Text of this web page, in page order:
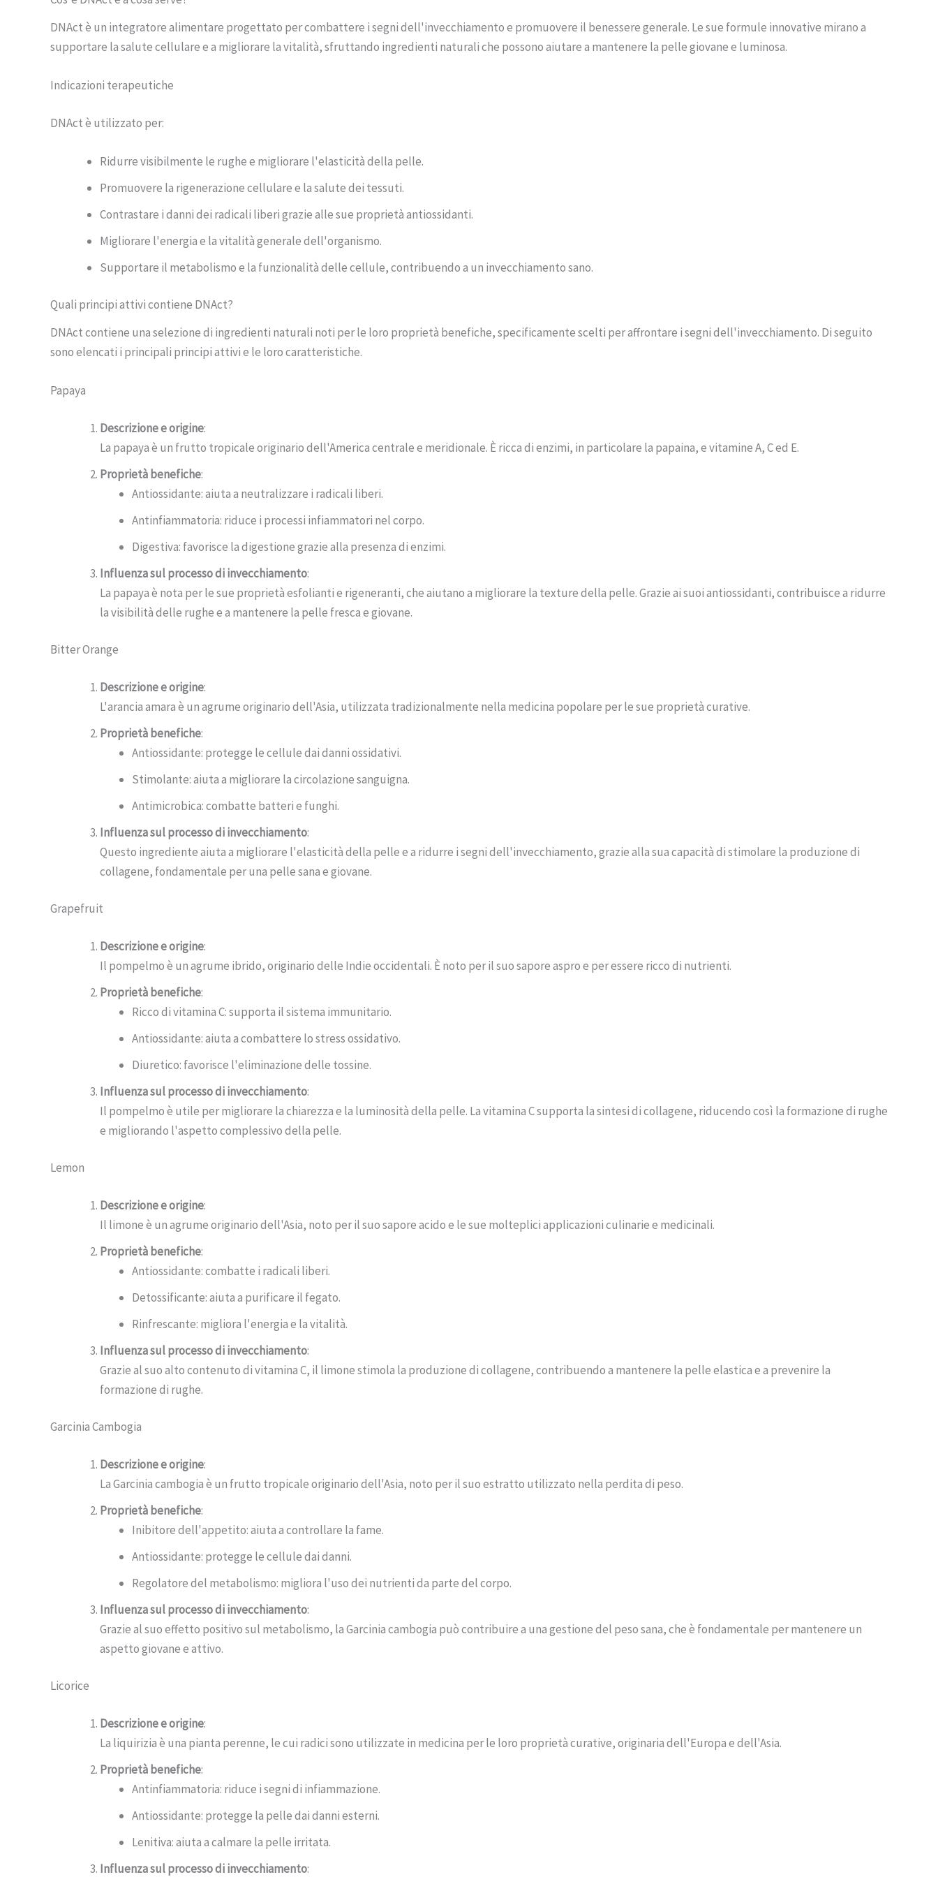
DNAct è un integratore alimentare progettato per combattere i segni dell'invecchiamento e promuovere il benessere generale. Le sue formule innovative mirano a
supportare la salute cellulare e a migliorare la vitalità, sfruttando ingredienti naturali che possono aiutare a mantenere la pelle giovane e luminosa.
Indicazioni terapeutiche
DNAct è utilizzato per:
Ridurre visibilmente le rughe e migliorare l'elasticità della pelle.
Promuovere la rigenerazione cellulare e la salute dei tessuti.
Contrastare i danni dei radicali liberi grazie alle sue proprietà antiossidanti.
Migliorare l'energia e la vitalità generale dell'organismo.
Supportare il metabolismo e la funzionalità delle cellule, contribuendo a un invecchiamento sano.
Quali principi attivi contiene DNAct?
DNAct contiene una selezione di ingredienti naturali noti per le loro proprietà benefiche, specificamente scelti per affrontare i segni dell'invecchiamento. Di seguito
sono elencati i principali principi attivi e le loro caratteristiche.
Papaya
Descrizione e origine:
La papaya è un frutto tropicale originario dell'America centrale e meridionale. È ricca di enzimi, in particolare la papaina, e vitamine A, C ed E.
Proprietà benefiche:
Antiossidante: aiuta a neutralizzare i radicali liberi.
Antinfiammatoria: riduce i processi infiammatori nel corpo.
Digestiva: favorisce la digestione grazie alla presenza di enzimi.
Influenza sul processo di invecchiamento:
La papaya è nota per le sue proprietà esfolianti e rigeneranti, che aiutano a migliorare la texture della pelle. Grazie ai suoi antiossidanti, contribuisce a ridurre
la visibilità delle rughe e a mantenere la pelle fresca e giovane.
Bitter Orange
Descrizione e origine:
L'arancia amara è un agrume originario dell'Asia, utilizzata tradizionalmente nella medicina popolare per le sue proprietà curative.
Proprietà benefiche:
Antiossidante: protegge le cellule dai danni ossidativi.
Stimolante: aiuta a migliorare la circolazione sanguigna.
Antimicrobica: combatte batteri e funghi.
Influenza sul processo di invecchiamento:
Questo ingrediente aiuta a migliorare l'elasticità della pelle e a ridurre i segni dell'invecchiamento, grazie alla sua capacità di stimolare la produzione di
collagene, fondamentale per una pelle sana e giovane.
Grapefruit
Descrizione e origine:
Il pompelmo è un agrume ibrido, originario delle Indie occidentali. È noto per il suo sapore aspro e per essere ricco di nutrienti.
Proprietà benefiche:
Ricco di vitamina C: supporta il sistema immunitario.
Antiossidante: aiuta a combattere lo stress ossidativo.
Diuretico: favorisce l'eliminazione delle tossine.
Influenza sul processo di invecchiamento:
Il pompelmo è utile per migliorare la chiarezza e la luminosità della pelle. La vitamina C supporta la sintesi di collagene, riducendo così la formazione di rughe
e migliorando l'aspetto complessivo della pelle.
Lemon
Descrizione e origine:
Il limone è un agrume originario dell'Asia, noto per il suo sapore acido e le sue molteplici applicazioni culinarie e medicinali.
Proprietà benefiche:
Antiossidante: combatte i radicali liberi.
Detossificante: aiuta a purificare il fegato.
Rinfrescante: migliora l'energia e la vitalità.
Influenza sul processo di invecchiamento:
Grazie al suo alto contenuto di vitamina C, il limone stimola la produzione di collagene, contribuendo a mantenere la pelle elastica e a prevenire la
formazione di rughe.
Garcinia Cambogia
Descrizione e origine:
La Garcinia cambogia è un frutto tropicale originario dell'Asia, noto per il suo estratto utilizzato nella perdita di peso.
Proprietà benefiche:
Inibitore dell'appetito: aiuta a controllare la fame.
Antiossidante: protegge le cellule dai danni.
Regolatore del metabolismo: migliora l'uso dei nutrienti da parte del corpo.
Influenza sul processo di invecchiamento:
Grazie al suo effetto positivo sul metabolismo, la Garcinia cambogia può contribuire a una gestione del peso sana, che è fondamentale per mantenere un
aspetto giovane e attivo.
Licorice
Descrizione e origine:
La liquirizia è una pianta perenne, le cui radici sono utilizzate in medicina per le loro proprietà curative, originaria dell'Europa e dell'Asia.
Proprietà benefiche:
Antinfiammatoria: riduce i segni di infiammazione.
Antiossidante: protegge la pelle dai danni esterni.
Lenitiva: aiuta a calmare la pelle irritata.
Influenza sul processo di invecchiamento: